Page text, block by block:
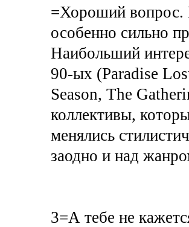
=Хороший вопрос.
особенно сильно
Наибольший
90-ых (Paradise
Season, The
коллективы,
менялись
заодно и над
3=А тебе не